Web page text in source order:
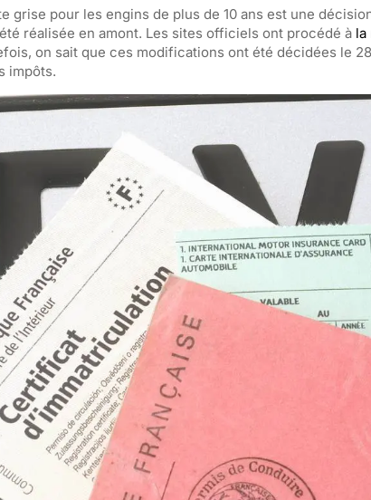
grise pour les engins de plus de 10 ans est une
réalisée en amont. Les sites officiels ont procédé à la
on sait que ces modifications ont été décidées le
impôts.